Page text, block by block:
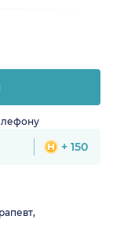
+ 150